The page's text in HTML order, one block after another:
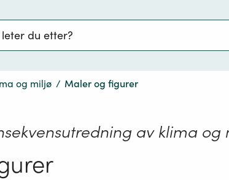
og miljø / Maler og figurer
av klima og